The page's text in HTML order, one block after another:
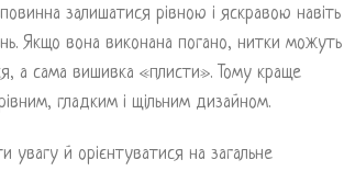
залишатися рівною і яскравою навіть
Якщо вона виконана погано, нитки можуть
а сама вишивка «плисти». Тому краще
гладким і щільним дизайном.
увагу й орієнтуватися на загальне